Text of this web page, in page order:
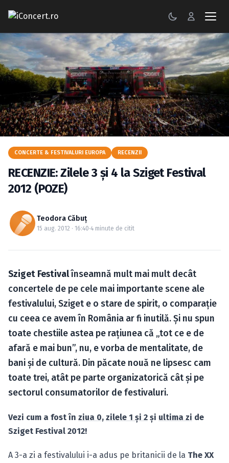
CONCERTE
FESTIVALURI
PETRECERI
ŞTIRI
RECENZII
BILETE
Caută în site...
CONCERTE & FESTIVALURI EUROPA RECENZII
RECENZIE: Zilele 3 şi 4 la Sziget Festival
2012 (POZE)
Teodora Căbuţ
15 aug. 2012 · 16:40·4 minute de citit
Sziget Festivalînseamnă mult mai mult decât
concertele de pe cele mai importante scene ale
festivalului, Sziget e o stare de spirit, o comparaţie
cu ceea ce avem în România ar fi inutilă. Şi nu spun
toate chestiile astea pe raţiunea că „tot ce e de
afară e mai bun”, nu, e vorba de mentalitate, de
bani şi de cultură. Din păcate nouă ne lipsesc cam
toate trei, atât pe parte organizatorică cât şi pe
sectorul consumatorilor de festivaluri.
Vezi cum a fost în ziua 0, zilele 1 şi 2 şi ultima zi de
Sziget Festival 2012!
A 3-a zi a festivalului i-a adus pe britanicii de la The XX